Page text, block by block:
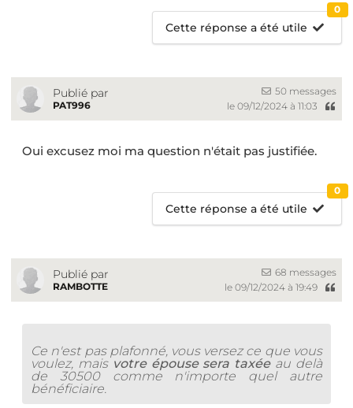
Cette réponse a été utile
0
Publié par
PAT996
50 messages
le 09/12/2024 à 11:03
Oui excusez moi ma question n'était pas justifiée.
Cette réponse a été utile
0
Publié par
RAMBOTTE
68 messages
le 09/12/2024 à 19:49
Ce n'est pas plafonné, vous versez ce que vous
voulez, mais votre épouse sera taxéeau delà
de 30500 comme n'importe quel autre
bénéficiaire.